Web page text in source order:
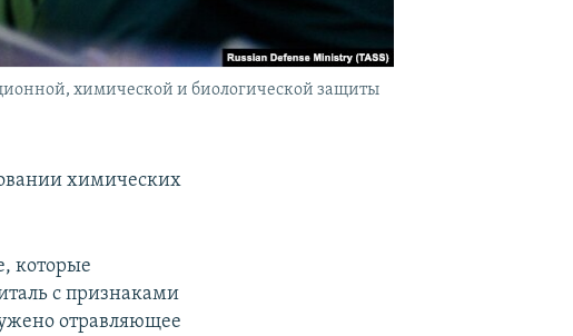
химической и биологической защиты
химических
которые
с признаками
отравляющее